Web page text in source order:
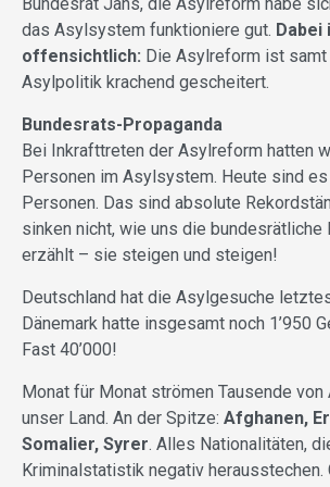
das Asylsystem funktioniere gut. Dabei
offensichtlich: Die Asylreform ist samt
Asylpolitik krachend gescheitert.
Bundesrats-Propaganda
Bei Inkrafttreten der Asylreform hatten
Personen im Asylsystem. Heute sind es
Personen. Das sind absolute
sinken nicht, wie uns die bundesrätliche
erzählt – sie steigen und steigen!
Deutschland hat die Asylgesuche
Dänemark hatte insgesamt noch 1’950
Fast 40’000!
Monat für Monat strömen Tausende von
unser Land. An der Spitze: Afghanen,
Somalier, Syrer. Alles Nationalitäten,
Kriminalstatistik negativ